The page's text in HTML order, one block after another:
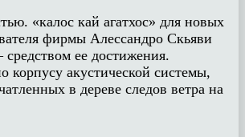
«калос кай агатхос» для новых
фирмы Алессандро Скьяви
ее достижения.
акустической системы,
в дереве следов ветра на